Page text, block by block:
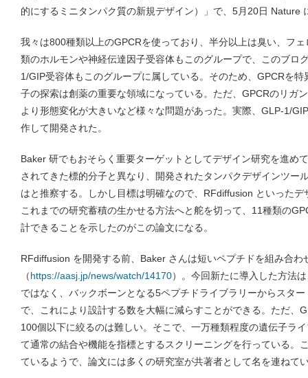
的にするミニタンパク質の新規デザイン）」で、5月20日 Nature
我々は800種類以上のGPCRを使っており、半分以上は臭い、フ
類のホルモンや神経伝達因子受容体もこのグループで、このブロ
1/GIP受容体もこのグループに属している。そのため、GPCRを
子の探索は創薬の重要な領域になっている。ただ、GPCRのリガ
より形態変化が大きいなど様々な問題があった。実際、GLP-1/
作して開発された。
Baker 研でもおそらく重要ターゲットとしてデザイン研究を進め
されてきた標的分子と異なり、開発されたタンパクデザインツー
はと推察する。しかし目標は明確なので、RFdiffusion といった
これまでの研究蓄積の生かせる方法へと舵を切って、11種類の
計できることを示したのがこの論文になる。
RFdiffusion を開発する前、Baker さんは短いペプチドを組み合
（https://aasj.jp/news/watch/14170）。今回新たに導入した方法
ではなく、バックボーンとなる5ペプチドライブラリーからスタ
で、これにより設計する数を大幅に減らすことができる。ただ、
100個以下に絞るのは難しい。そこで、一万種類程度の遺伝子ラ
て通常の結合や機能を指標とするスクリーニングを行っている。
ているようで、論文には多くの研究室が共著者として名を連ねて